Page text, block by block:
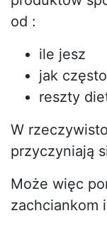
od :
ile jesz
jak
reszty
W
przyczyniają
Może więc
zachciankom